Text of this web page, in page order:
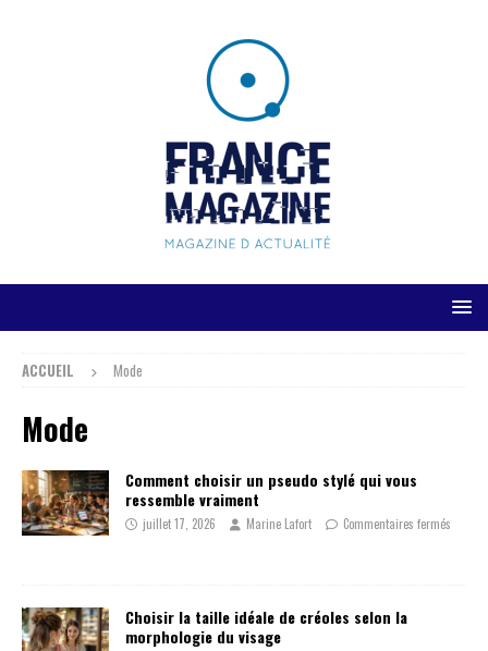
ACCUEIL Mode
Mode
Comment choisir un pseudo stylé qui vous
ressemble vraiment
juillet 17, 2026 Marine Lafort Commentaires fermés
Choisir la taille idéale de créoles selon la
morphologie du visage